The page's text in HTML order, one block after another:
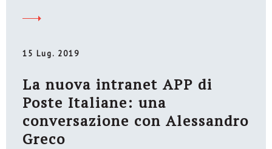
15 Lug. 2019
La nuova intranet APP di
Poste Italiane: una
conversazione con Alessandro
Greco